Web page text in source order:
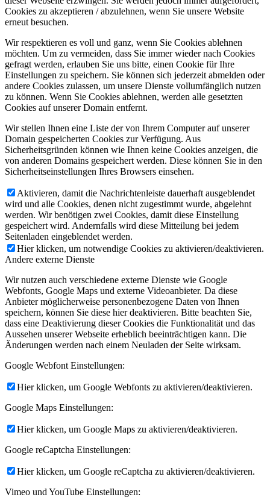
Cookies zu akzeptieren / abzulehnen, wenn Sie unsere Website
erneut besuchen.
Wir respektieren es voll und ganz, wenn Sie Cookies ablehnen
möchten. Um zu vermeiden, dass Sie immer wieder nach Cookies
gefragt werden, erlauben Sie uns bitte, einen Cookie für Ihre
Einstellungen zu speichern. Sie können sich jederzeit abmelden oder
andere Cookies zulassen, um unsere Dienste vollumfänglich nutzen
zu können. Wenn Sie Cookies ablehnen, werden alle gesetzten
Cookies auf unserer Domain entfernt.
Wir stellen Ihnen eine Liste der von Ihrem Computer auf unserer
Domain gespeicherten Cookies zur Verfügung. Aus
Sicherheitsgründen können wie Ihnen keine Cookies anzeigen, die
von anderen Domains gespeichert werden. Diese können Sie in den
Sicherheitseinstellungen Ihres Browsers einsehen.
Aktivieren, damit die Nachrichtenleiste dauerhaft ausgeblendet
wird und alle Cookies, denen nicht zugestimmt wurde, abgelehnt
werden. Wir benötigen zwei Cookies, damit diese Einstellung
gespeichert wird. Andernfalls wird diese Mitteilung bei jedem
Seitenladen eingeblendet werden.
Hier klicken, um notwendige Cookies zu aktivieren/deaktivieren.
Andere externe Dienste
Wir nutzen auch verschiedene externe Dienste wie Google
Webfonts, Google Maps und externe Videoanbieter. Da diese
Anbieter möglicherweise personenbezogene Daten von Ihnen
speichern, können Sie diese hier deaktivieren. Bitte beachten Sie,
dass eine Deaktivierung dieser Cookies die Funktionalität und das
Aussehen unserer Webseite erheblich beeinträchtigen kann. Die
Änderungen werden nach einem Neuladen der Seite wirksam.
Google Webfont Einstellungen:
Hier klicken, um Google Webfonts zu aktivieren/deaktivieren.
Google Maps Einstellungen:
Hier klicken, um Google Maps zu aktivieren/deaktivieren.
Google reCaptcha Einstellungen:
Hier klicken, um Google reCaptcha zu aktivieren/deaktivieren.
Vimeo und YouTube Einstellungen: